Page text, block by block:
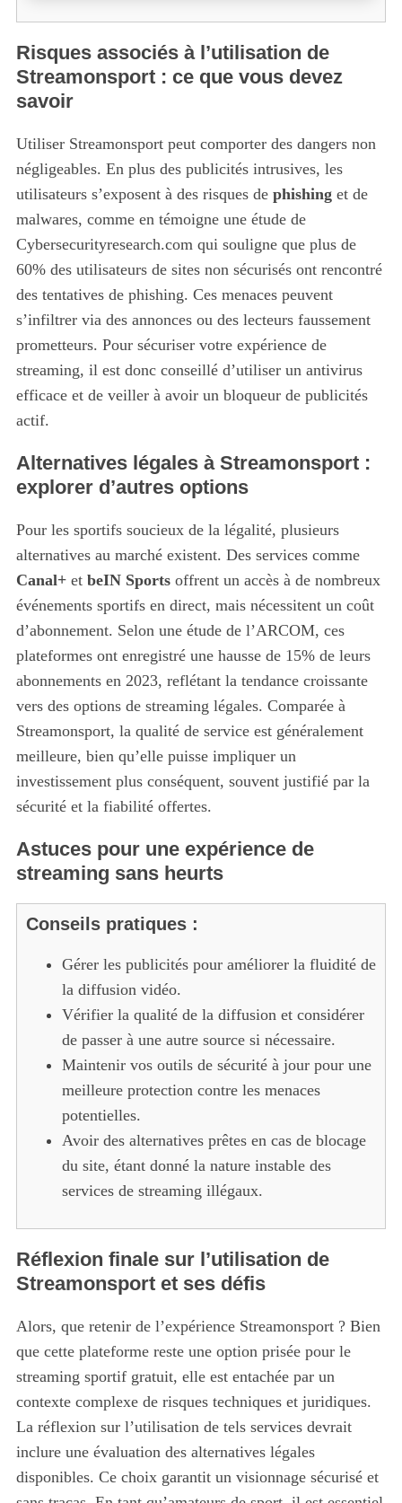
Risques associés à l’utilisation de
Streamonsport : ce que vous devez
savoir
Utiliser Streamonsport peut comporter des dangers non
négligeables. En plus des publicités intrusives, les
utilisateurs s’exposent à des risques de phishinget de
malwares, comme en témoigne une étude de
Cybersecurityresearch.com qui souligne que plus de
60% des utilisateurs de sites non sécurisés ont rencontré
des tentatives de phishing. Ces menaces peuvent
s’infiltrer via des annonces ou des lecteurs faussement
prometteurs. Pour sécuriser votre expérience de
streaming, il est donc conseillé d’utiliser un antivirus
efficace et de veiller à avoir un bloqueur de publicités
actif.
Alternatives légales à Streamonsport :
explorer d’autres options
Pour les sportifs soucieux de la légalité, plusieurs
alternatives au marché existent. Des services comme
Canal+et beIN Sportsoffrent un accès à de nombreux
événements sportifs en direct, mais nécessitent un coût
d’abonnement. Selon une étude de l’ARCOM, ces
plateformes ont enregistré une hausse de 15% de leurs
abonnements en 2023, reflétant la tendance croissante
vers des options de streaming légales. Comparée à
Streamonsport, la qualité de service est généralement
meilleure, bien qu’elle puisse impliquer un
investissement plus conséquent, souvent justifié par la
sécurité et la fiabilité offertes.
Astuces pour une expérience de
streaming sans heurts
Conseils pratiques :
Gérer les publicités pour améliorer la fluidité de
la diffusion vidéo.
Vérifier la qualité de la diffusion et considérer
de passer à une autre source si nécessaire.
Maintenir vos outils de sécurité à jour pour une
meilleure protection contre les menaces
potentielles.
Avoir des alternatives prêtes en cas de blocage
du site, étant donné la nature instable des
services de streaming illégaux.
Réflexion finale sur l’utilisation de
Streamonsport et ses défis
Alors, que retenir de l’expérience Streamonsport ? Bien
que cette plateforme reste une option prisée pour le
streaming sportif gratuit, elle est entachée par un
contexte complexe de risques techniques et juridiques.
La réflexion sur l’utilisation de tels services devrait
inclure une évaluation des alternatives légales
disponibles. Ce choix garantit un visionnage sécurisé et
r
c
h